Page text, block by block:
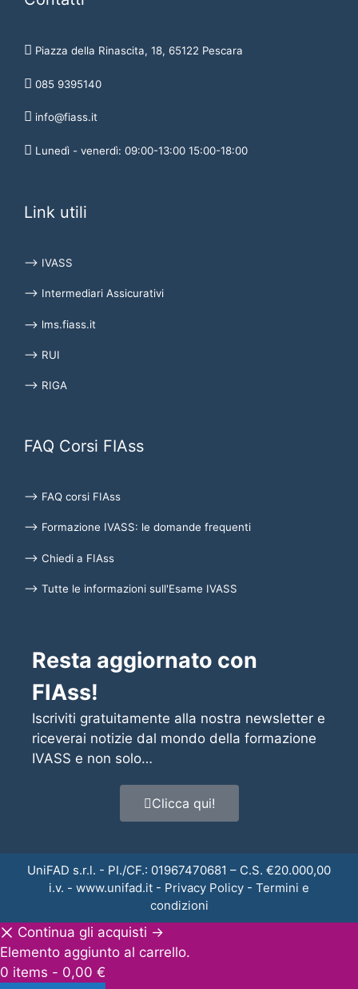
Piazza della Rinascita, 18, 65122 Pescara
085 9395140
info@fiass.it
Lunedì - venerdì: 09:00-13:00 15:00-18:00
Link utili
⟶ IVASS
⟶ Intermediari Assicurativi
⟶ lms.fiass.it
⟶ RUI
⟶ RIGA
FAQ Corsi FIAss
⟶ FAQ corsi FIAss
⟶ Formazione IVASS: le domande frequenti
⟶ Chiedi a FIAss
⟶ Tutte le informazioni sull'Esame IVASS
Resta aggiornato con
FIAss!
Iscriviti gratuitamente alla nostra newsletter e
riceverai notizie dal mondo della formazione
IVASS e non solo…
Clicca qui!
UniFAD s.r.l. - PI./CF.: 01967470681 – C.S. €20.000,00
i.v. - www.unifad.it - Privacy Policy - Termini e
condizioni
Continua gli acquisti →
Elemento aggiunto al carrello.
0 items - 0,00 €